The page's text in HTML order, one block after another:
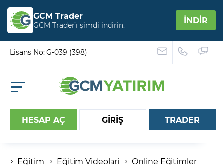
GCM Trader
GCM Trader’ı şimdi indirin. İNDİR
Lisans No: G-039 (398)
HESAP AÇ GİRİŞ
Hesap numaranız
TRADER
Eğitim Eğitim Videolari Online Eğitimler